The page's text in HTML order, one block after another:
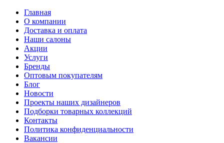
Главная
О компании
Доставка и оплата
Наши cалоны
Акции
Услуги
Бренды
Оптовым покупателям
Блог
Новости
Проекты наших дизайнеров
Подборки товарных коллекций
Контакты
Политика конфиденциальности
Вакансии